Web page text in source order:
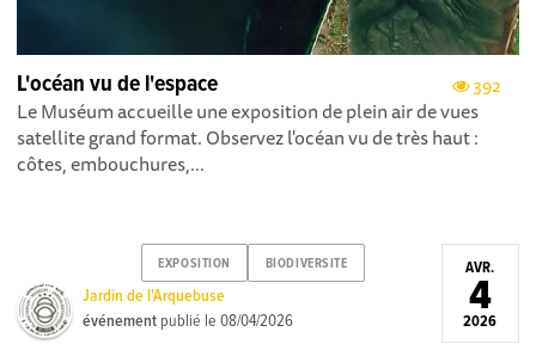
392
L'océan vu de l'espace
Le Muséum accueille une exposition de plein air de vues
satellite grand format. Observez l'océan vu de très haut :
côtes, embouchures,...
EXPOSITION BIODIVERSITE
Jardin de l'Arquebuse
événement publié le08/04/2026
AVR.
4
2026